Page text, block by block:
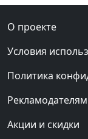
О проекте
Условия
Политика
Рекламодателям
Акции и скидки